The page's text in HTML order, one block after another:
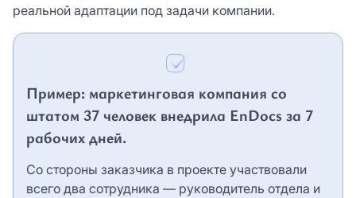
реальной адаптации под задачи компании.
Пример: маркетинговая компания со
штатом 37 человек внедрила EnDocs за 7
рабочих дней.
Со стороны заказчика в проекте участвовали
всего два сотрудника — руководитель отдела и